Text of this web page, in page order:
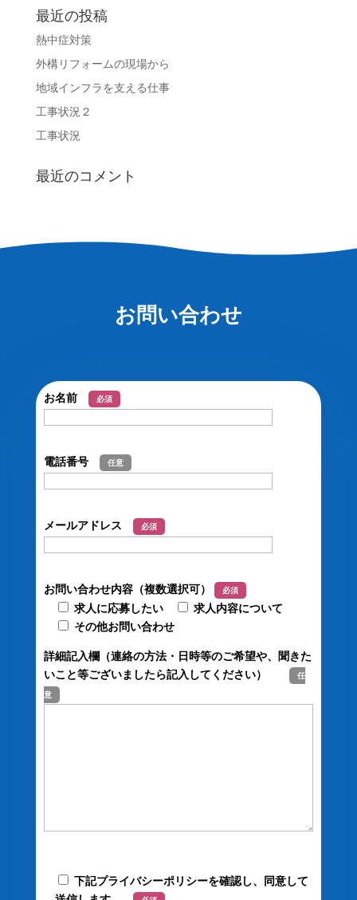
最近の投稿
熱中症対策
外構リフォームの現場から
地域インフラを支える仕事
工事状況２
工事状況
最近のコメント
お問い合わせ
お名前 必須
電話番号 任意
メールアドレス 必須
お問い合わせ内容（複数選択可） 必須
求人に応募したい
求人内容について
その他お問い合わせ
詳細記入欄（連絡の方法・日時等のご希望や、聞きた
いこと等ございましたら記入してください）
任
意
下記プライバシーポリシーを確認し、同意して